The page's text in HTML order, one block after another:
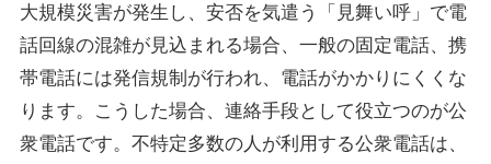
大規模災害が発生し、安否を気遣う「見舞い呼」で電
話回線の混雑が見込まれる場合、一般の固定電話、携
帯電話には発信規制が行われ、電話がかかりにくくな
ります。こうした場合、連絡手段として役立つのが公
衆電話です。不特定多数の人が利用する公衆電話は、